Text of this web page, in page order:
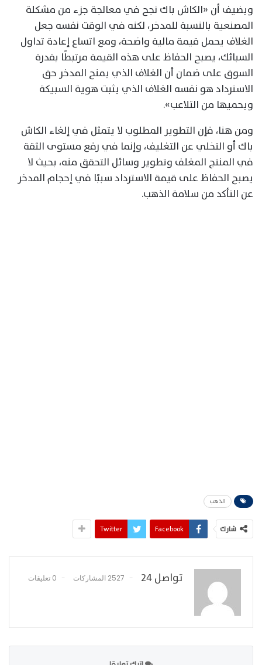
ويضيف أن «الكاش باك نجح في معالجة جزء من مشكلة
المصنعية بالنسبة للمدخر، لكنه في الوقت نفسه جعل
الغلاف يحمل قيمة مالية واضحة، ومع اتساع إعادة تداول
السبائك، يصبح الحفاظ على هذه القيمة مرتبطًا بقدرة
السوق على ضمان أن الغلاف الذي يمنح المدخر حق
الاسترداد هو نفسه الغلاف الذي يثبت هوية السبيكة
ويحميها من التلاعب».
ومن هنا، فإن التطوير المطلوب لا يتمثل في إلغاء الكاش
باك أو التخلي عن التغليف، وإنما في رفع مستوى الثقة
في المنتج المغلف وتطوير وسائل التحقق منه، بحيث لا
يصبح الحفاظ على قيمة الاسترداد سببًا في إحجام المدخر
عن التأكد من سلامة الذهب.
الذهب
شارك Facebook
Twitter
تواصل 24 2527 المشاركات 0 تعليقات